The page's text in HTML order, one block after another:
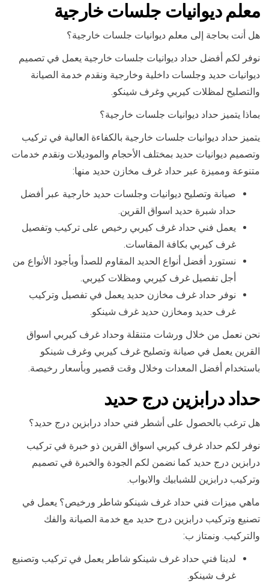
معلم ديوانيات جلسات خارجية
هل أنت بحاجة إلى معلم ديوانيات جلسات خارجية؟
نوفر لكم أفضل حداد ديوانيات جلسات خارجية يعمل في تصميم
ديوانيات حديد وجلسات داخلية وخارجية ونقدم خدمة الصيانة
والتصليح لمظلات كيربي وغرف شينكو.
بماذا يتميز حداد ديوانيات جلسات خارجية؟
يتميز حداد ديوانيات جلسات خارجية بالكفاءة العالية في تركيب
وتصميم ديوانيات حديد بمختلف الأحجام والموديلات ونقدم خدمات
متنوعة ومميزة عبر حداد غرف مخازن حديد منها:
صيانة وتصليح ديوانيات وجلسات حديد خارجية عبر أفضل
حداد شبرة حديد اسواق القرين.
يعمل فني حداد غرف كيربي رخيص على تركيب وتفصيل
غرف كيربي بكافة المقاسات.
نستورد أفضل أنواع الحديد المقاوم للصدأ وبأجود الأنواع من
أجل تفصيل غرف كيربي ومظلات كيربي.
نوفر حداد غرف مخازن حديد يعمل في تفصيل وتركيب
غرف حديد ومخازن حديد غرف شينكو.
نحن نعمل من خلال ورشات متنقلة وحداد غرف كيربي اسواق
القرين يعمل في صيانة وتصليح غرف كيربي وغرف شينكو
باستخدام أفضل المعدات وخلال وقت قصير وبأسعار رخيصة.
حداد درابزين درج حديد
هل ترغب بالحصول على أشطر فني حداد درابزين درج حديد؟
نوفر لكم حداد غرف كيربي اسواق القرين ذو خبرة في تركيب
درابزين درج حديد كما نضمن لكم الجودة والخبرة في تصميم
وتركيب درابزين للشبابيك والابواب.
ماهي ميزات فني حداد غرف شينكو شاطر ورخيص؟ يعمل في
تصنيع وتركيب درابزين درج حديد مع خدمة الصيانة والفك
والتركيب. ونمتاز ب:
لدينا فني حداد غرف شينكو شاطر يعمل في تركيب وتصنيع
غرف شينكو.